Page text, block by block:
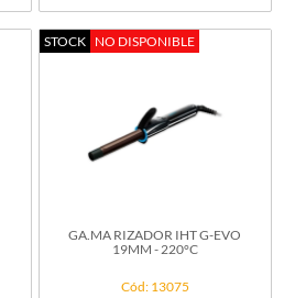
STOCK NO DISPONIBLE
GA.MA RIZADOR IHT G-EVO
19MM - 220°C
Cód: 13075